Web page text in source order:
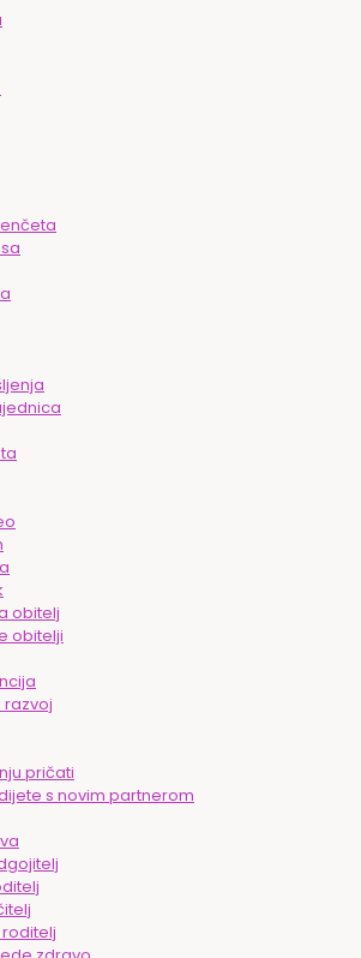
obitelj
obitelji
pričati
s novim partnerom